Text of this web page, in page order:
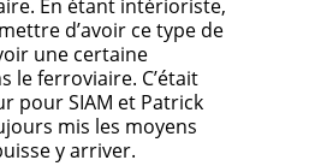
En étant intérioriste,
d’avoir ce type de
une certaine
le ferroviaire. C’était
pour SIAM et Patrick
mis les moyens
y arriver.